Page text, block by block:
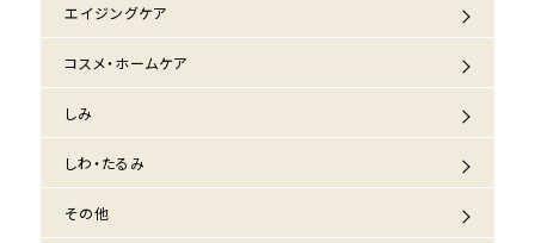
エイジングケア
コスメ・ホームケア
しみ
しわ・たるみ
その他